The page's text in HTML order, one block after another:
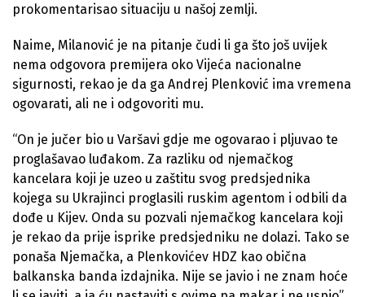
prokomentarisao situaciju u našoj zemlji.
Naime, Milanović je na pitanje čudi li ga što još uvijek
nema odgovora premijera oko Vijeća nacionalne
sigurnosti, rekao je da ga Andrej Plenković ima vremena
ogovarati, ali ne i odgovoriti mu.
“On je jučer bio u Varšavi gdje me ogovarao i pljuvao te
proglašavao luđakom. Za razliku od njemačkog
kancelara koji je uzeo u zaštitu svog predsjednika
kojega su Ukrajinci proglasili ruskim agentom i odbili da
dođe u Kijev. Onda su pozvali njemačkog kancelara koji
je rekao da prije isprike predsjedniku ne dolazi. Tako se
ponaša Njemačka, a Plenkovićev HDZ kao obična
balkanska banda izdajnika. Nije se javio i ne znam hoće